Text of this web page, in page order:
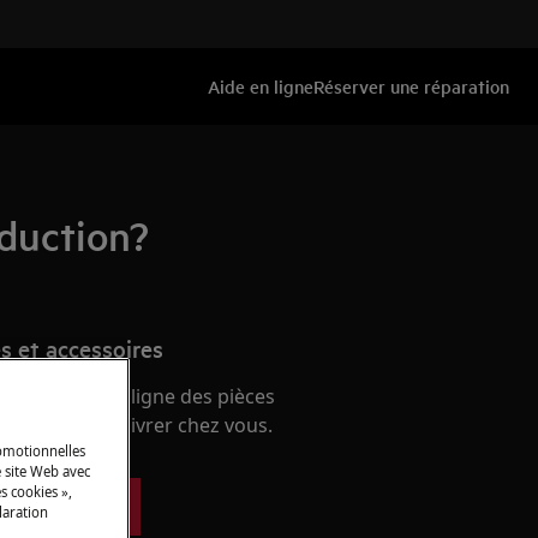
Aide en ligneRéserver une réparation
et accessoires
boutique en ligne des pièces
et faites-les livrer chez vous.
détachées
Web avec
cookies »,